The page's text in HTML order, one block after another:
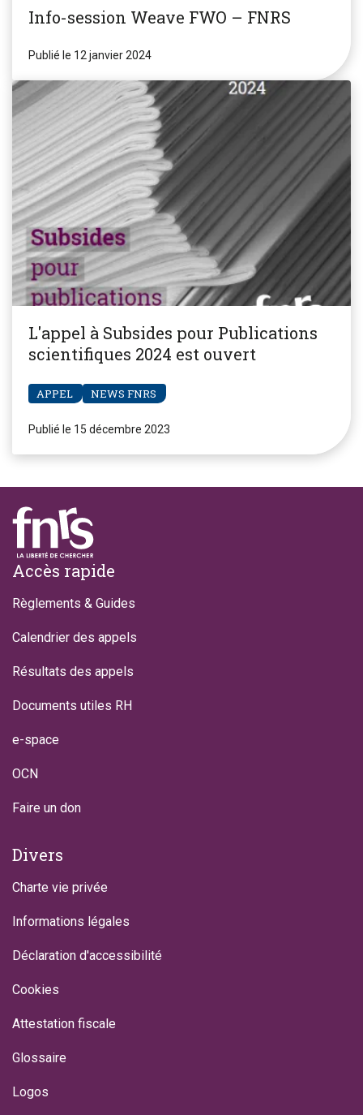
Info-session Weave FWO – FNRS
Publié le 12 janvier 2024
L'appel à Subsides pour Publications
scientifiques 2024 est ouvert
APPEL NEWS FNRS
Publié le 15 décembre 2023
Footer
Accès rapide
Règlements & Guides
Calendrier des appels
Résultats des appels
Documents utiles RH
e-space
OCN
Faire un don
Divers
Charte vie privée
Informations légales
Déclaration d'accessibilité
Cookies
Attestation fiscale
Glossaire
Logos